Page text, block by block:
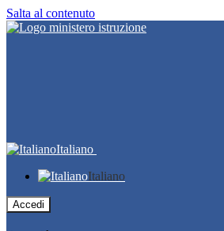
Salta al contenuto
Italiano
Italiano
Accedi